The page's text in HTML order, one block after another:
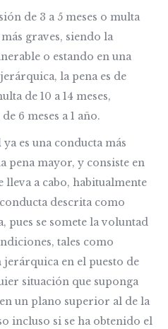
de 3 a 5 meses o multa
graves, siendo la
o estando en una
la pena es de
de 10 a 14 meses,
6 meses a 1 año.
ya es una conducta más
pena mayor, y consiste en
lleva a cabo, habitualmente
descrita como
pues se somete la voluntad
tales como
en el puesto de
situación que suponga
un plano superior al de la
incluso si se ha obtenido el